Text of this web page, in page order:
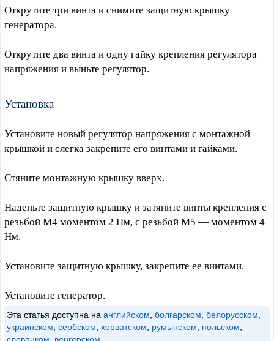
Открутите три винта и снимите защитную крышку
генератора.
Открутите два винта и одну гайку крепления регулятора
напряжения и выньте регулятор.
Установка
Установите новый регулятор напряжения с монтажной
крышкой и слегка закрепите его винтами и гайками.
Стяните монтажную крышку вверх.
Наденьте защитную крышку и затяните винты крепления с
резьбой М4 моментом 2 Нм, с резьбой М5 — моментом 4
Нм.
Установите защитную крышку, закрепите ее винтами.
Установите генератор.
Эта статья доступна на английском болгарском белорусском
украинском сербском хорватском румынском польском